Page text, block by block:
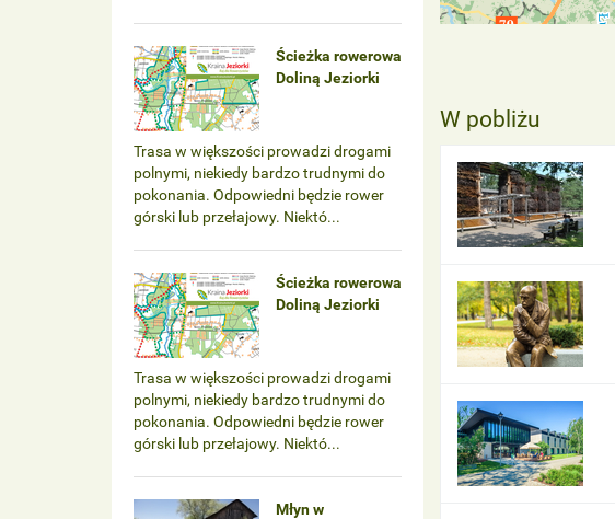
Ścieżka rowerowa
Doliną Jeziorki
Trasa w większości prowadzi drogami
polnymi, niekiedy bardzo trudnymi do
pokonania. Odpowiedni będzie rower
górski lub przełajowy. Niektó...
Ścieżka rowerowa
Doliną Jeziorki
Trasa w większości prowadzi drogami
polnymi, niekiedy bardzo trudnymi do
pokonania. Odpowiedni będzie rower
górski lub przełajowy. Niektó...
Młyn w
W pobliżu